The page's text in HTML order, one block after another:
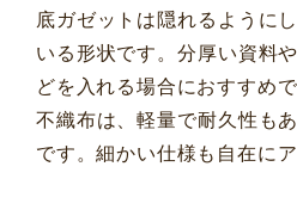
底ガゼットは隠れるように
いる形状です。分厚い資料
どを入れる場合におすすめで
不織布は、軽量で耐久性も
です。細かい仕様も自在に